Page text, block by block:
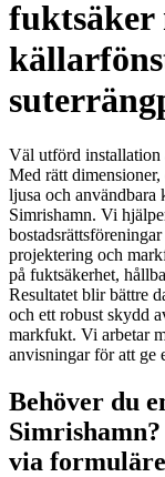
fuktsäker
Väl utförd installation
Med rätt
ljusa och användbara
Simrishamn. Vi
projektering och
på fuktsäkerhet,
Resultatet blir bättre
och ett robust skydd
markfukt. Vi arbetar
anvisningar för att ge
Behöver du
via